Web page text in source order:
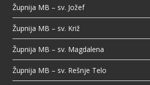
Župnija MB – sv. Jožef
Župnija MB – sv. Križ
Župnija MB – sv. Magdalena
Župnija MB – sv. Rešnje Telo